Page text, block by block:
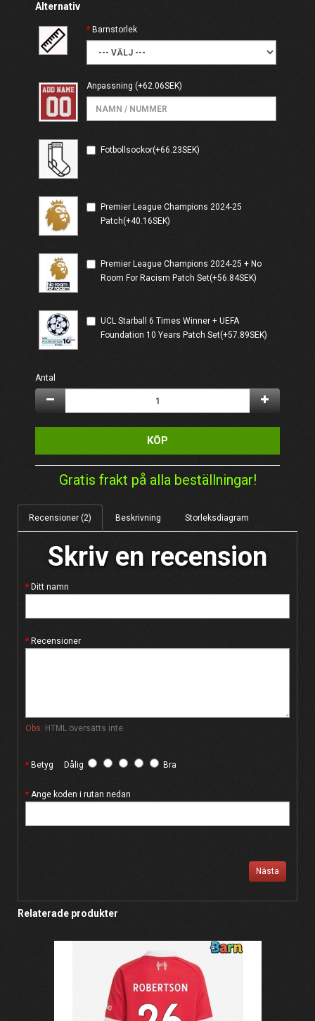
Alternativ
Barnstorlek
Anpassning (+62.06SEK)
Fotbollsockor(+66.23SEK)
Premier League Champions 2024-25
Patch(+40.16SEK)
Premier League Champions 2024-25 + No
Room For Racism Patch Set(+56.84SEK)
UCL Starball 6 Times Winner + UEFA
Foundation 10 Years Patch Set(+57.89SEK)
Antal
KÖP
Gratis frakt på alla beställningar!
Recensioner (2) Beskrivning Storleksdiagram
Skriv en recension
Ditt namn
Recensioner
Obs: HTML översätts inte.
Betyg Dålig Bra
Ange koden i rutan nedan
Nästa
Relaterade produkter